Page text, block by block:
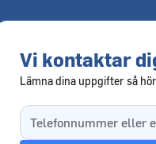
Vi kontaktar
Lämna dina uppgifter så